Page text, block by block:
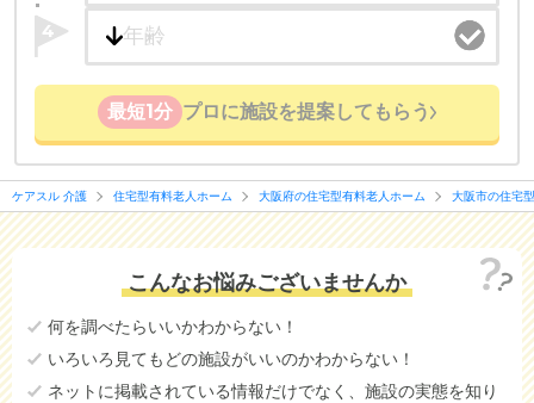
4
最短1分 プロに施設を提案してもらう
ケアスル 介護 住宅型有料老人ホーム 大阪府の住宅型有料老人ホーム 大阪市の住宅
こんなお悩みございませんか
何を調べたらいいかわからない！
いろいろ見てもどの施設がいいのかわからない！
ネットに掲載されている情報だけでなく、施設の実態を知り